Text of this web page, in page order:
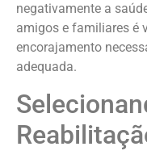
negativamente a
amigos e familiares é
encorajamento
adequada.